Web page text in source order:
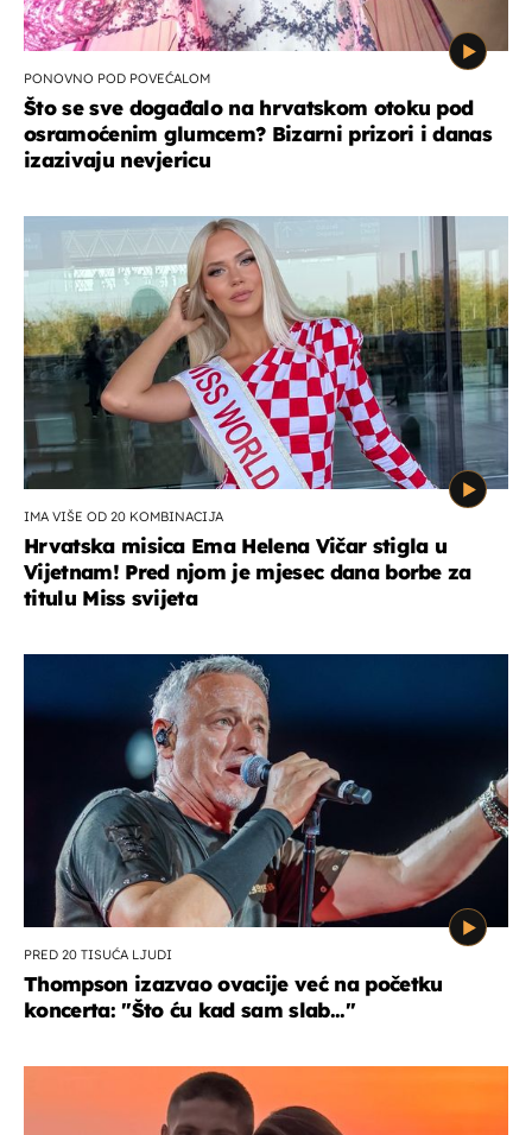
PONOVNO POD POVEĆALOM
Što se sve događalo na hrvatskom otoku pod
osramoćenim glumcem? Bizarni prizori i danas
izazivaju nevjericu
IMA VIŠE OD 20 KOMBINACIJA
Hrvatska misica Ema Helena Vičar stigla u
Vijetnam! Pred njom je mjesec dana borbe za
titulu Miss svijeta
PRED 20 TISUĆA LJUDI
Thompson izazvao ovacije već na početku
koncerta: "Što ću kad sam slab..."